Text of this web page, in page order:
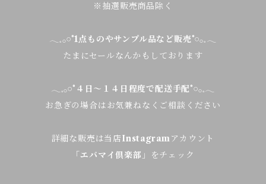
※抽選販売商品除く
𓂃𓈒𓂂𓏸°1点ものやサンプル品など販売°𓏸𓂂𓈒𓂃
たまにセールなんかもしております
𓂃𓈒𓂂𓏸° ４日～１４日程度で配送手配°𓏸𓂂𓈒𓂃
お急ぎの場合はお気兼ねなくご相談ください
詳細な販売は当店Instagramアカウント
「エバマイ倶楽部 」をチェック